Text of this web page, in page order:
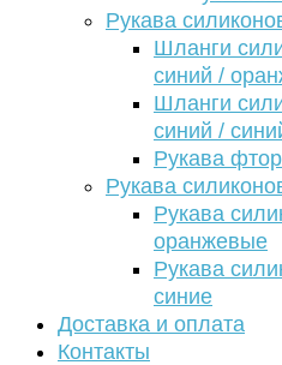
Рукава
Шланги
синий /
Шланги
синий /
Рукава
Рукава
Рукава
оранжевые
Рукава
синие
Доставка и оплата
Контакты